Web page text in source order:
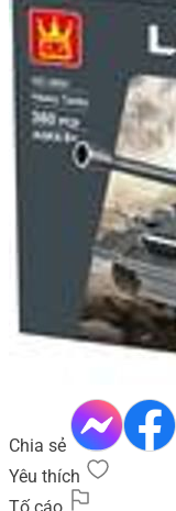
Chia sẻ
Yêu thích
Tố cáo